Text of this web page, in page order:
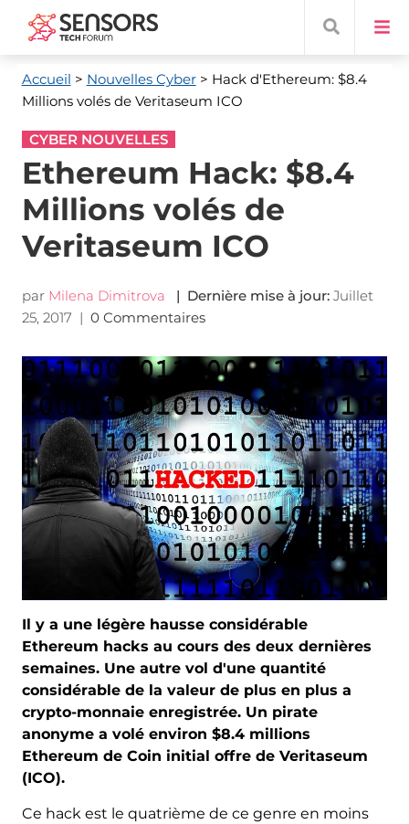
Accueil > Nouvelles Cyber> Hack d'Ethereum: $8.4
Millions volés de Veritaseum ICO
CYBER NOUVELLES
Ethereum Hack: $8.4
Millions volés de
Veritaseum ICO
par Milena Dimitrova | Dernière mise à jour: Juillet
25, 2017 | 0 Commentaires
Il y a une légère hausse considérable
Ethereum hacks au cours des deux dernières
semaines. Une autre vol d'une quantité
considérable de la valeur de plus en plus a
crypto-monnaie enregistrée. Un pirate
anonyme a volé environ $8.4 millions
Ethereum de Coin initial offre de Veritaseum
(ICO).
Ce hack est le quatrième de ce genre en moins